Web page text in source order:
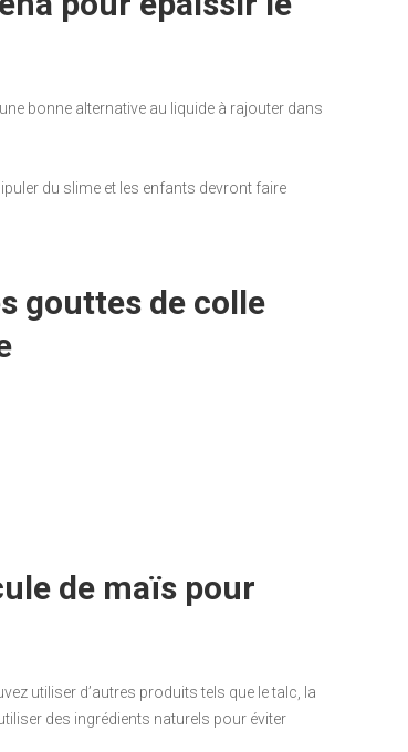
bonne alternative au liquide à rajouter dans
du slime et les enfants devront faire
gouttes de colle
de maïs pour
utiliser d’autres produits tels que le talc, la
des ingrédients naturels pour éviter